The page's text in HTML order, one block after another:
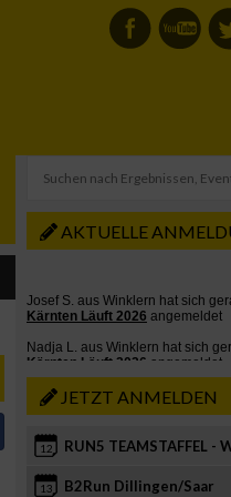
AKTUELLE
JETZT ANMELDEN
12 RUN5 TEAMSTAFFEL -
13 B2Run Dillingen/Saar